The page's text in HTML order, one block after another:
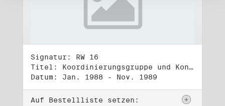
Signatur: RW 16
Titel: Koordinierungsgruppe und Kontakttelefongruppe
Datum: Jan. 1988 - Nov. 1989
Auf Bestellliste setzen: